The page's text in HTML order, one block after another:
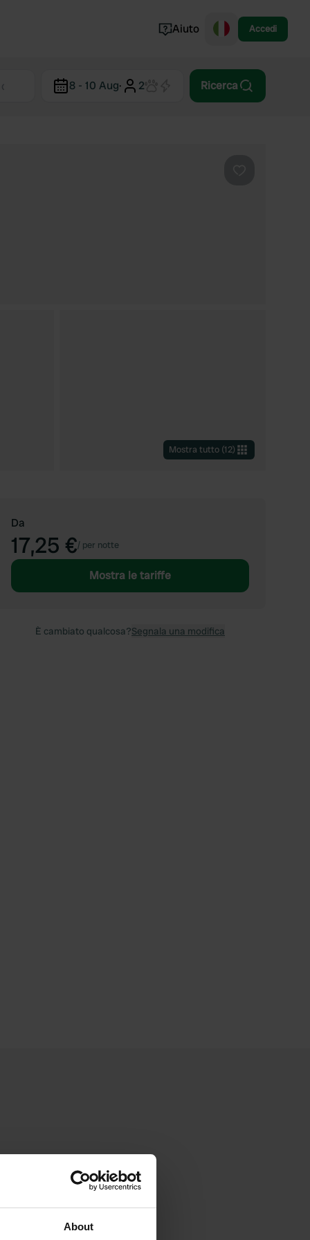
About
Portogallo
Aiuto Accedi
8 - 10 Aug· 2 Ricerca
Mostra tutto (12)
Da
17,25 €/ per notte
Mostra le tariffe
È cambiato qualcosa?Segnala una modifica